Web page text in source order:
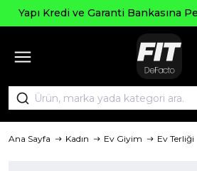
Yapı Kredi ve Garanti Bankasına
Ana Sayfa Kadın Ev Giyim Ev Terliği